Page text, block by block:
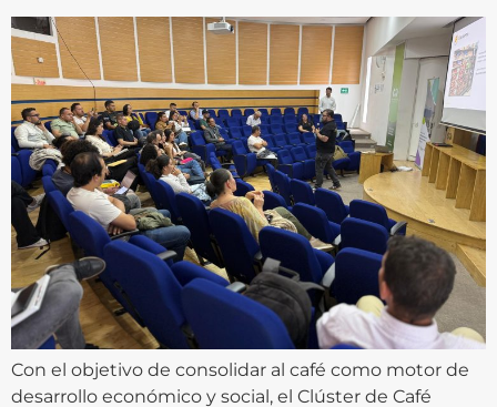
Con el objetivo de consolidar al café como motor de
desarrollo económico y social, el Clúster de Café